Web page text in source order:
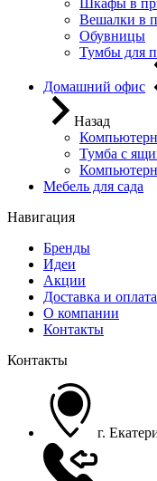
Вешалки в
Обувницы
Тумбы для
Домашний офис
Назад
Тумба с
Мебель для сада
Навигация
Бренды
Идеи
Акции
Доставка и оплата
О компании
Контакты
Контакты
г.